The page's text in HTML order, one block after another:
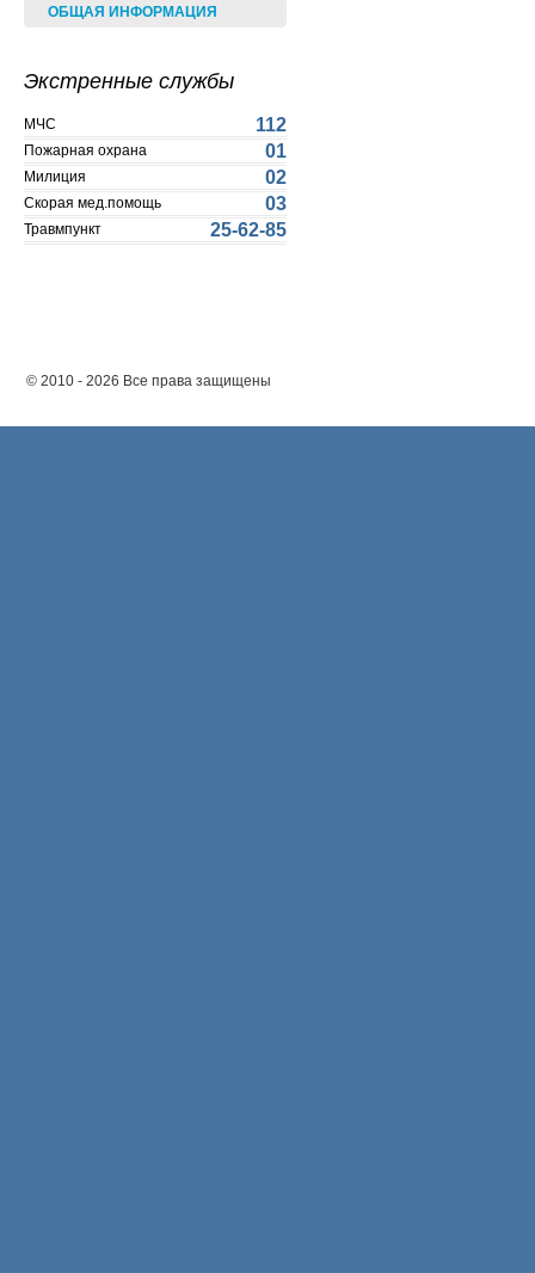
ОБЩАЯ ИНФОРМАЦИЯ
Экстренные службы
МЧС 112
Пожарная охрана 01
Милиция 02
Скорая мед.помощь 03
Травмпункт 25-62-85
© 2010 - 2026 Все права защищены